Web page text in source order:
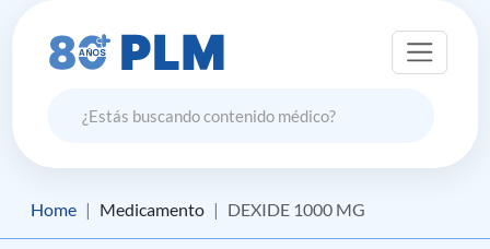
Home Medicamento DEXIDE 1000 MG